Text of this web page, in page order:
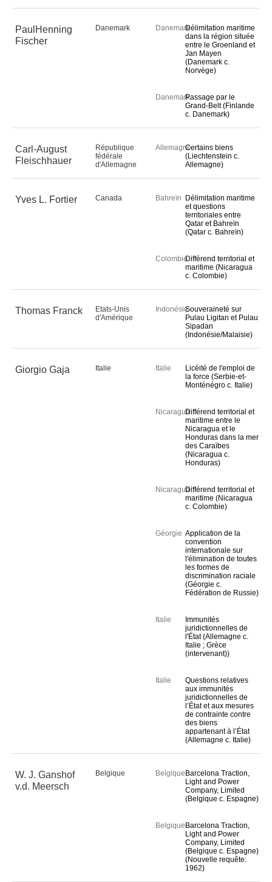
PaulHenning
Fischer
Danemark DanemarkDélimitation maritime
dans la région située
entre le Groenland et
Jan Mayen
(Danemark c.
Norvège)
DanemarkPassage par le
Grand-Belt (Finlande
c. Danemark)
Carl-August
Fleischhauer
République
fédérale
d'Allemagne
AllemagneCertains biens
(Liechtenstein c.
Allemagne)
Yves L. Fortier Canada Bahreïn
Délimitation maritime
et questions
territoriales entre
Qatar et Bahreïn
(Qatar c. Bahreïn)
ColombieDifférend territorial et
maritime (Nicaragua
c. Colombie)
Thomas Franck
Etats-Unis
d'Amérique
IndonésieSouveraineté sur
Pulau Ligitan et Pulau
Sipadan
(Indonésie/Malaisie)
Giorgio Gaja Italie Italie
Licéité de l'emploi de
la force (Serbie-et-
Monténégro c. Italie)
NicaraguaDifférend territorial et
maritime entre le
Nicaragua et le
Honduras dans la mer
des Caraïbes
(Nicaragua c.
Honduras)
NicaraguaDifférend territorial et
maritime (Nicaragua
c. Colombie)
Géorgie Application de la
convention
internationale sur
l'élimination de toutes
les formes de
discrimination raciale
(Géorgie c.
Fédération de Russie)
Italie
Immunités
juridictionnelles de
l'État (Allemagne c.
Italie ; Grèce
(intervenant))
Italie
Questions relatives
aux immunités
juridictionnelles de
l’État et aux mesures
de contrainte contre
des biens
appartenant à l’État
(Allemagne c. Italie)
W. J. Ganshof
v.d. Meersch
Belgique Belgique Barcelona Traction,
Light and Power
Company, Limited
(Belgique c. Espagne)
Belgique Barcelona Traction,
Light and Power
Company, Limited
(Belgique c. Espagne)
(Nouvelle requête:
1962)